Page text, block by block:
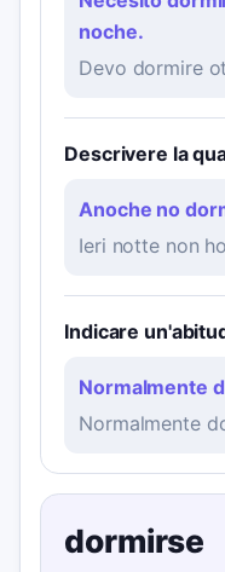
noche.
Devo dormire
Descrivere la
Anoche no
Ieri notte non
Indicare
Normalmente
Normalmente
dormirse